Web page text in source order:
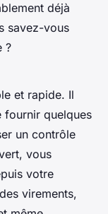
déjà
savez-vous
?
et rapide. Il
quelques
un contrôle
vous
votre
virements,